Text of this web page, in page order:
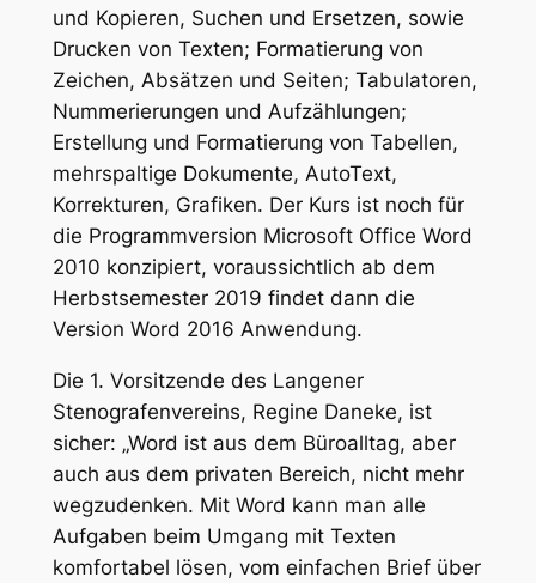
und Kopieren, Suchen und Ersetzen, sowie
Drucken von Texten; Formatierung von
Zeichen, Absätzen und Seiten; Tabulatoren,
Nummerierungen und Aufzählungen;
Erstellung und Formatierung von Tabellen,
mehrspaltige Dokumente, AutoText,
Korrekturen, Grafiken. Der Kurs ist noch für
die Programmversion Microsoft Office Word
2010 konzipiert, voraussichtlich ab dem
Herbstsemester 2019 findet dann die
Version Word 2016 Anwendung.
Die 1. Vorsitzende des Langener
Stenografenvereins, Regine Daneke, ist
sicher: „Word ist aus dem Büroalltag, aber
auch aus dem privaten Bereich, nicht mehr
wegzudenken. Mit Word kann man alle
Aufgaben beim Umgang mit Texten
komfortabel lösen, vom einfachen Brief über